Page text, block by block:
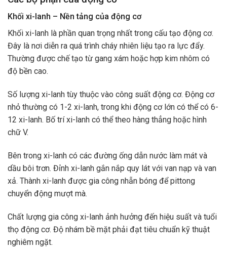
Khối xi-lanh – Nền tảng của động cơ
Khối xi-lanh là phần quan trọng nhất trong cấu tạo động cơ.
Đây là nơi diễn ra quá trình cháy nhiên liệu tạo ra lực đẩy.
Thường được chế tạo từ gang xám hoặc hợp kim nhôm có
độ bền cao.
Số lượng xi-lanh tùy thuộc vào công suất động cơ. Động cơ
nhỏ thường có 1-2 xi-lanh, trong khi động cơ lớn có thể có 6-
12 xi-lanh. Bố trí xi-lanh có thể theo hàng thẳng hoặc hình
chữ V.
Bên trong xi-lanh có các đường ống dẫn nước làm mát và
dầu bôi trơn. Đỉnh xi-lanh gắn nắp quy lát với van nạp và van
xả. Thành xi-lanh được gia công nhẵn bóng để pittong
chuyển động mượt mà.
Chất lượng gia công xi-lanh ảnh hưởng đến hiệu suất và tuổi
thọ động cơ. Độ nhám bề mặt phải đạt tiêu chuẩn kỹ thuật
nghiêm ngặt.